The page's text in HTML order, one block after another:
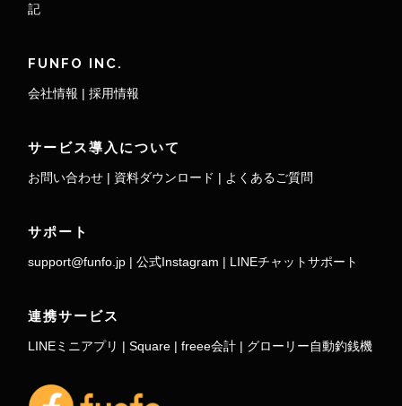
記
FUNFO INC.
会社情報 | 採用情報
サービス導入について
お問い合わせ | 資料ダウンロード | よくあるご質問
サポート
support@funfo.jp | 公式Instagram | LINEチャットサポート
連携サービス
LINEミニアプリ | Square | freee会計 | グローリー自動釣銭機